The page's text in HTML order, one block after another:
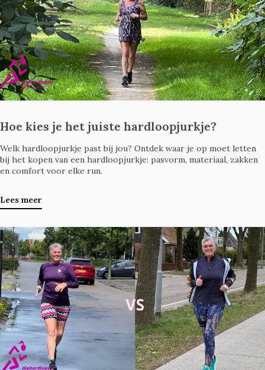
Hoe kies je het juiste hardloopjurkje?
Welk hardloopjurkje past bij jou? Ontdek waar je op moet letten
bij het kopen van een hardloopjurkje: pasvorm, materiaal, zakken
en comfort voor elke run.
Lees meer